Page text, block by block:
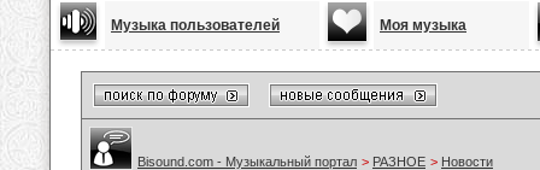
Музыка пользователей Моя музыка
Bisound.com - Музыкальный портал > РАЗНОЕ > Новости